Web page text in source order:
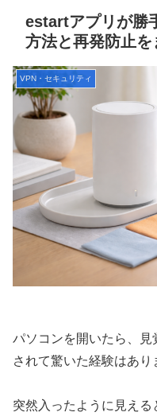
estartアプリが勝
方法と再発防止
VPN・セキュリティ
パソコンを開いたら、
されて驚いた経験はあり
突然入ったように見え